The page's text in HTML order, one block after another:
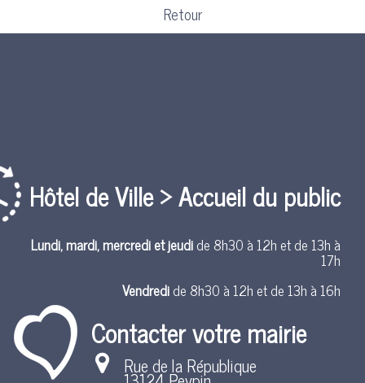
Retour
Hôtel de Ville > Accueil du public
Lundi, mardi, mercredi et jeudide 8h30 à 12h et de 13h à
17h
Vendredide 8h30 à 12h et de 13h à 16h
Contacter votre mairie
Rue de la République